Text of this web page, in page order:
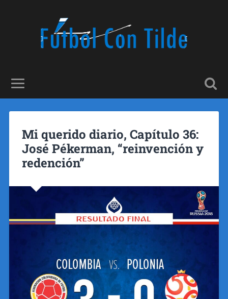
Mi querido diario, Capítulo 36:
José Pékerman, “reinvención y
redención”